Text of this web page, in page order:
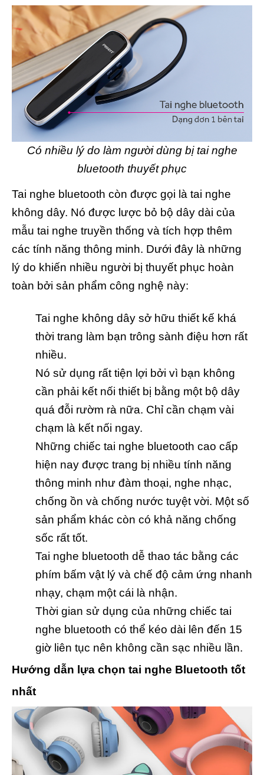
Có nhiều lý do làm người dùng bị tai nghe
bluetooth thuyết phục
Tai nghe bluetooth còn được gọi là tai nghe
không dây. Nó được lược bỏ bộ dây dài của
mẫu tai nghe truyền thống và tích hợp thêm
các tính năng thông minh. Dưới đây là những
lý do khiến nhiều người bị thuyết phục hoàn
toàn bởi sản phẩm công nghệ này:
Tai nghe không dây sở hữu thiết kế khá
thời trang làm bạn trông sành điệu hơn rất
nhiều.
Nó sử dụng rất tiện lợi bởi vì bạn không
cần phải kết nối thiết bị bằng một bộ dây
quá đỗi rườm rà nữa. Chỉ cần chạm vài
chạm là kết nối ngay.
Những chiếc tai nghe bluetooth cao cấp
hiện nay được trang bị nhiều tính năng
thông minh như đàm thoại, nghe nhạc,
chống ồn và chống nước tuyệt vời. Một số
sản phẩm khác còn có khả năng chống
sốc rất tốt.
Tai nghe bluetooth dễ thao tác bằng các
phím bấm vật lý và chế độ cảm ứng nhanh
nhạy, chạm một cái là nhận.
Thời gian sử dụng của những chiếc tai
nghe bluetooth có thể kéo dài lên đến 15
giờ liên tục nên không cần sạc nhiều lần.
Hướng dẫn lựa chọn tai nghe Bluetooth tốt
nhất